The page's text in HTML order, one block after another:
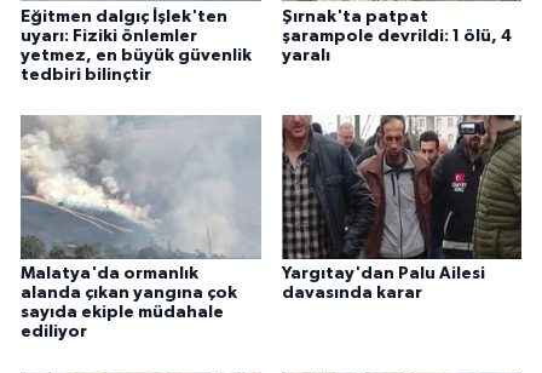
Eğitmen dalgıç İşlek'ten
uyarı: Fiziki önlemler
yetmez, en büyük güvenlik
tedbiri bilinçtir
Şırnak'ta patpat
şarampole devrildi: 1 ölü, 4
yaralı
Malatya'da ormanlık
alanda çıkan yangına çok
sayıda ekiple müdahale
ediliyor
Yargıtay'dan Palu Ailesi
davasında karar